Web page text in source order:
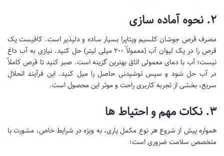
۲. نحوه آماده سازی
مصرف قرص جوشان کلسیم ویتاپرا بسیار ساده و دلپذیر است. کافیست یک
قرص را در یک لیوان آب (معمولاً ۲۰۰ میلی لیتر) حل کنید. نیازی به آب داغ
نیست؛ آب با دمای معمولی اتاق بهترین گزینه است. صبر کنید تا قرص کاملاً
در آب حل شود و سپس نوشیدنی حاصل را میل کنید. این فرآیند انحلال
سریع، بخشی از تجربه کاربری راحت و موثر این محصول است.
۳. نکات مهم و احتیاط ها
همواره پیش از شروع هر نوع مکمل یاری، به ویژه در شرایط خاص، مشورت با
متخصص سلامت ضروری است: